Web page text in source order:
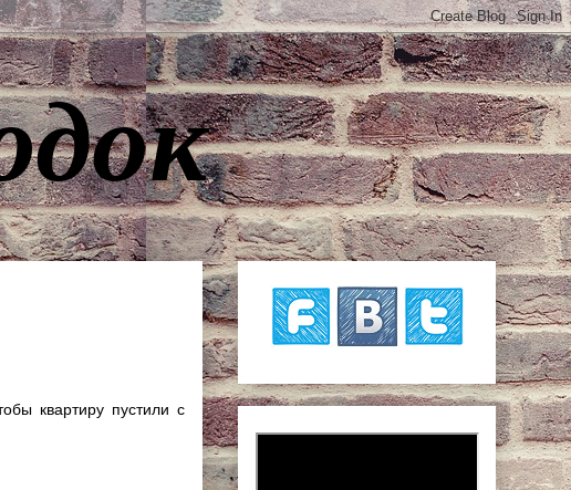
квартиру пустили с